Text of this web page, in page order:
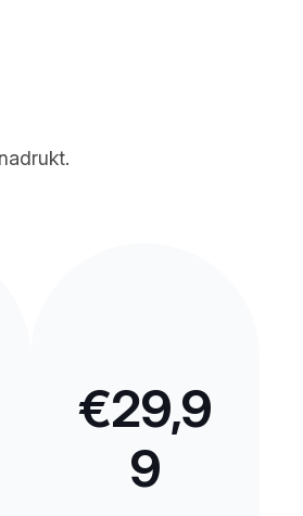
€29,9
9